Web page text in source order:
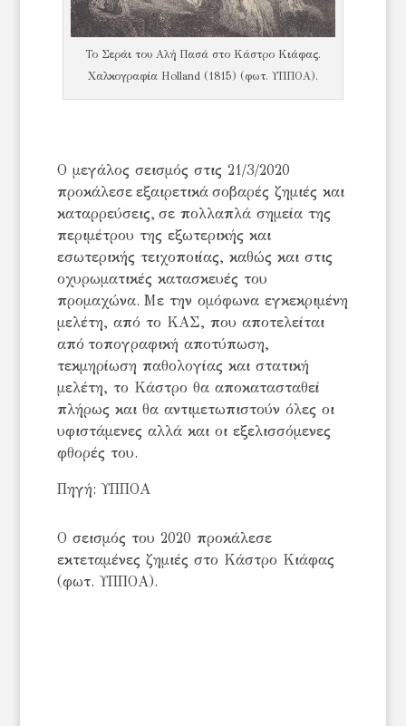
Το Σεράι του Αλή Πασά στο Κάστρο Κιάφας.
Χαλκογραφία Holland (1815) (φωτ. ΥΠΠΟΑ).
Ο μεγάλος σεισμός στις 21/3/2020
προκάλεσε εξαιρετικά σοβαρές ζημιές και
καταρρεύσεις, σε πολλαπλά σημεία της
περιμέτρου της εξωτερικής και
εσωτερικής τειχοποιίας, καθώς και στις
οχυρωματικές κατασκευές του
προμαχώνα. Με την ομόφωνα εγκεκριμένη
μελέτη, από το ΚΑΣ, που αποτελείται
από τοπογραφική αποτύπωση,
τεκμηρίωση παθολογίας και στατική
μελέτη, το Κάστρο θα αποκατασταθεί
πλήρως και θα αντιμετωπιστούν όλες οι
υφιστάμενες αλλά και οι εξελισσόμενες
φθορές του.
Πηγή: ΥΠΠΟΑ
Ο σεισμός του 2020 προκάλεσε
εκτεταμένες ζημιές στο Κάστρο Κιάφας
(φωτ. ΥΠΠΟΑ).